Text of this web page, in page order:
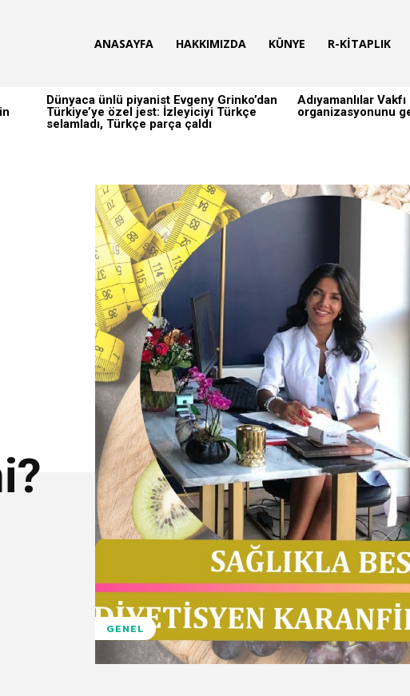
ANASAYFA HAKKIMIZDA KÜNYE R-KITAPLIK
Dünyaca ünlü piyanist Evgeny Grinko’dan
Türkiye’ye özel jest: İzleyiciyi Türkçe
selamladı, Türkçe parça çaldı
Adıyamanlılar
organizasyonunu
GENEL